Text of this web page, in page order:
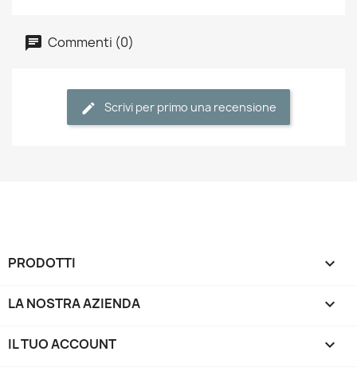
Commenti (0)
Scrivi per primo una recensione
PRODOTTI 
LA NOSTRA AZIENDA 
IL TUO ACCOUNT 